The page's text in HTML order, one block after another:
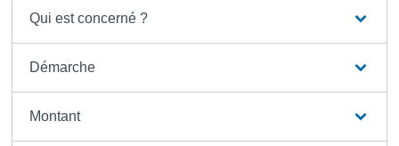
Qui est concerné ?
Démarche
Montant